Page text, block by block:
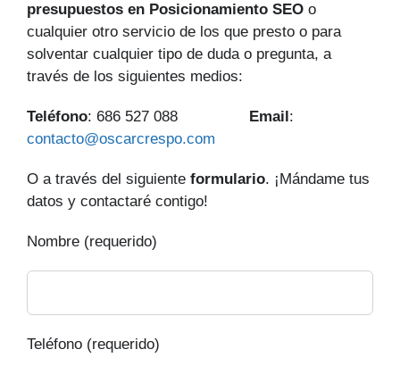
presupuestos en Posicionamiento SEO o
cualquier otro servicio de los que presto o para
solventar cualquier tipo de duda o pregunta, a
través de los siguientes medios:
Teléfono: 686 527 088 Email :
contacto@oscarcrespo.com
O a través del siguiente formulario. ¡Mándame tus
datos y contactaré contigo!
Nombre (requerido)
Teléfono (requerido)